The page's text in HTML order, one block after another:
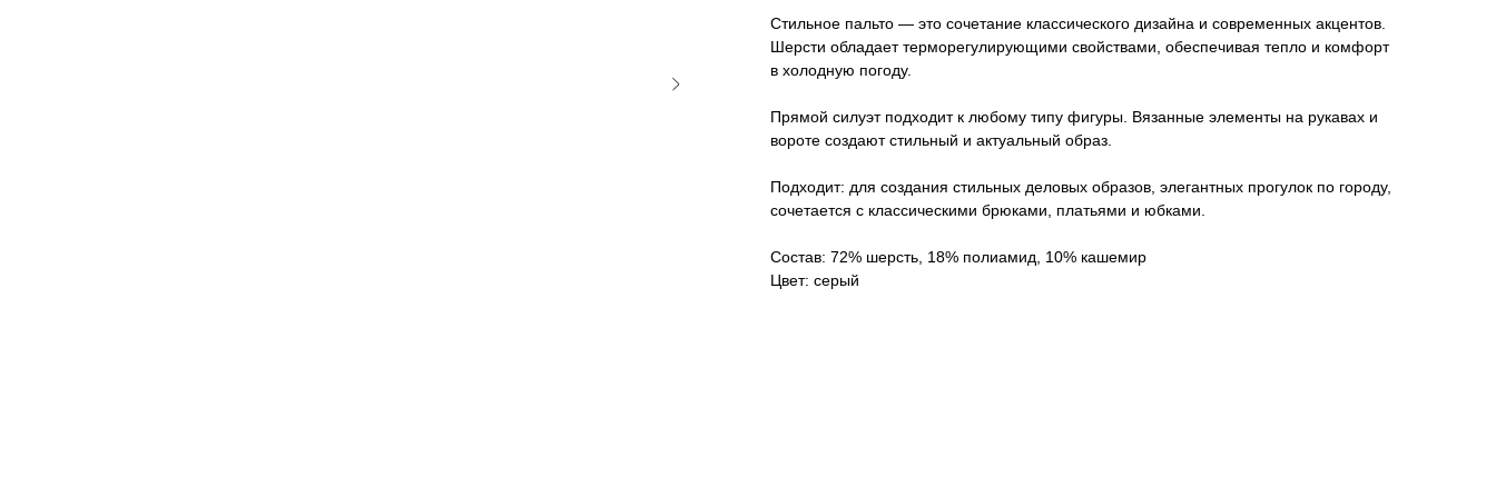
Стильное пальто — это сочетание классического дизайна и современных акцентов.
Шерсти обладает терморегулирующими свойствами, обеспечивая тепло и комфорт
в холодную погоду.
Прямой силуэт подходит к любому типу фигуры. Вязанные элементы на рукавах и
вороте создают стильный и актуальный образ.
Подходит: для создания стильных деловых образов, элегантных прогулок по городу,
сочетается с классическими брюками, платьями и юбками.
Состав: 72% шерсть, 18% полиамид, 10% кашемир
Цвет: серый